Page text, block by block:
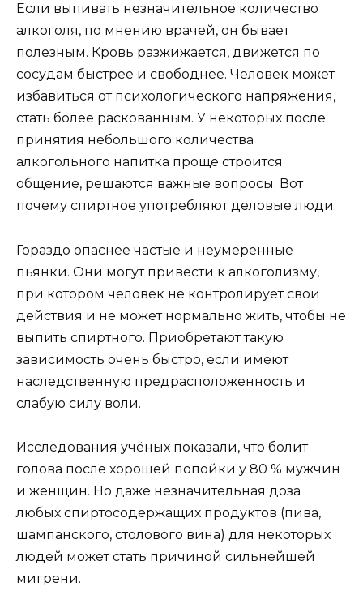
Если выпивать незначительное количество
алкоголя, по мнению врачей, он бывает
полезным. Кровь разжижается, движется по
сосудам быстрее и свободнее. Человек может
избавиться от психологического напряжения,
стать более раскованным. У некоторых после
принятия небольшого количества
алкогольного напитка проще строится
общение, решаются важные вопросы. Вот
почему спиртное употребляют деловые люди.
Гораздо опаснее частые и неумеренные
пьянки. Они могут привести к алкоголизму,
при котором человек не контролирует свои
действия и не может нормально жить, чтобы не
выпить спиртного. Приобретают такую
зависимость очень быстро, если имеют
наследственную предрасположенность и
слабую силу воли.
Исследования учёных показали, что болит
голова после хорошей попойки у 80 % мужчин
и женщин. Но даже незначительная доза
любых спиртосодержащих продуктов (пива,
шампанского, столового вина) для некоторых
людей может стать причиной сильнейшей
мигрени.